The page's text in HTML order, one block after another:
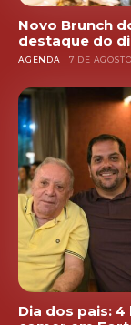
Novo Brunch
destaque do
AGENDA 7 DE
Dia dos pais: